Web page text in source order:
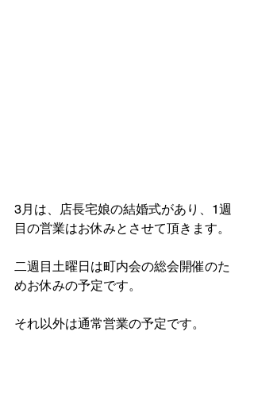
3月は、店長宅娘の結婚式があり、1週
目の営業はお休みとさせて頂きます。
二週目土曜日は町内会の総会開催のた
めお休みの予定です。
それ以外は通常営業の予定です。